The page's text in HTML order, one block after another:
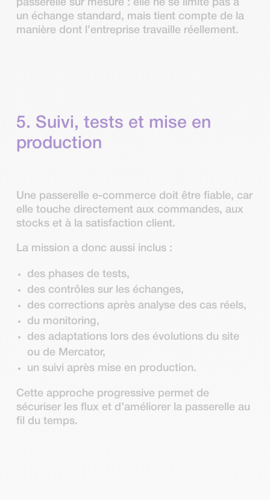
passerelle sur mesure : elle ne se limite pas à
un échange standard, mais tient compte de la
manière dont l’entreprise travaille réellement.
5. Suivi, tests et mise en
production
Une passerelle e-commerce doit être fiable, car
elle touche directement aux commandes, aux
stocks et à la satisfaction client.
La mission a donc aussi inclus :
des phases de tests,
des contrôles sur les échanges,
des corrections après analyse des cas réels,
du monitoring,
des adaptations lors des évolutions du site
ou de Mercator,
un suivi après mise en production.
Cette approche progressive permet de
sécuriser les flux et d’améliorer la passerelle au
fil du temps.